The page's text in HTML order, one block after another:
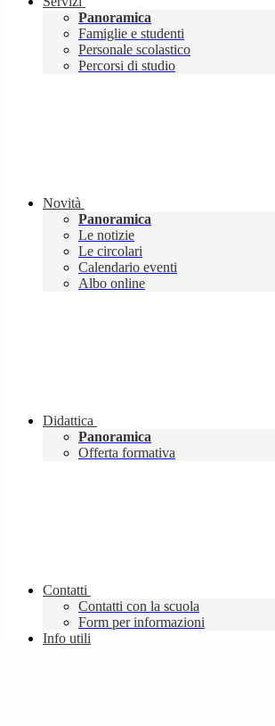
Panoramica
Famiglie e studenti
Personale scolastico
Percorsi di studio
Novità
Panoramica
Le notizie
Le circolari
Calendario eventi
Albo online
Didattica
Panoramica
Offerta formativa
Contatti
Contatti con la scuola
Form per informazioni
Info utili